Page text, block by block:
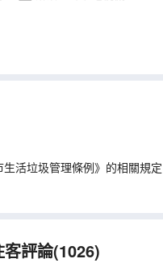
活垃圾管理條例》的相關規
評論(1026)